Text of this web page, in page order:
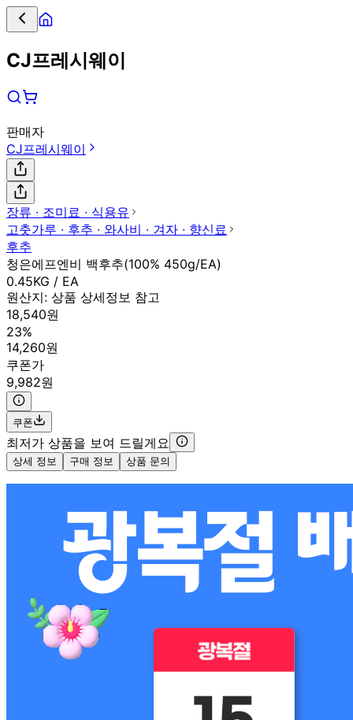
CJ프레시웨이
판매자
CJ프레시웨이
장류 ∙ 조미료 ∙ 식용유
고춧가루 ∙ 후추 ∙ 와사비 ∙ 겨자 ∙ 향신료
후추
청은에프엔비 백후추(100% 450g/EA)
0.45KG / EA
원산지: 상품 상세정보 참고
18,540원
23%
14,260원
쿠폰가
9,982원
쿠폰
최저가 상품을 보여 드릴게요
상세 정보 구매 정보 상품 문의